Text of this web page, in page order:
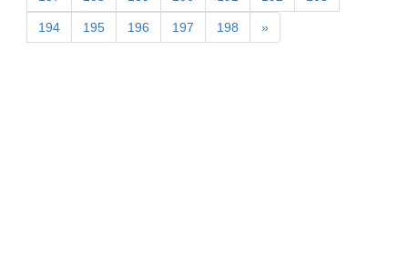
194 195 196 197 198 »